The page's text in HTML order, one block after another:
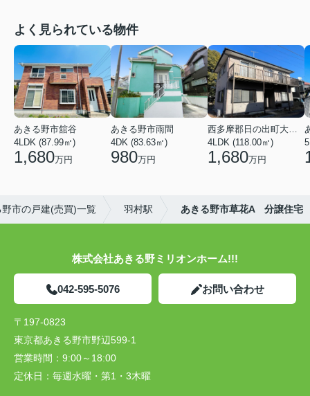
よく見られている物件
あきる野市舘谷
4LDK (87.99㎡)
1,680万円
あきる野市雨間
4DK (83.63㎡)
980万円
西多摩郡日の出町大字平井
4LDK (118.00㎡)
1,680万円
市の戸建(売買)一覧 羽村駅 あきる野市草花A 分譲住宅
株式会社あきる野ミリオンホーム!!!
042-595-5076 お問い合わせ
〒197-0823
東京都あきる野市野辺599-1
営業時間： 9:00～18:00
定休日： 毎週水曜・第1・3木曜